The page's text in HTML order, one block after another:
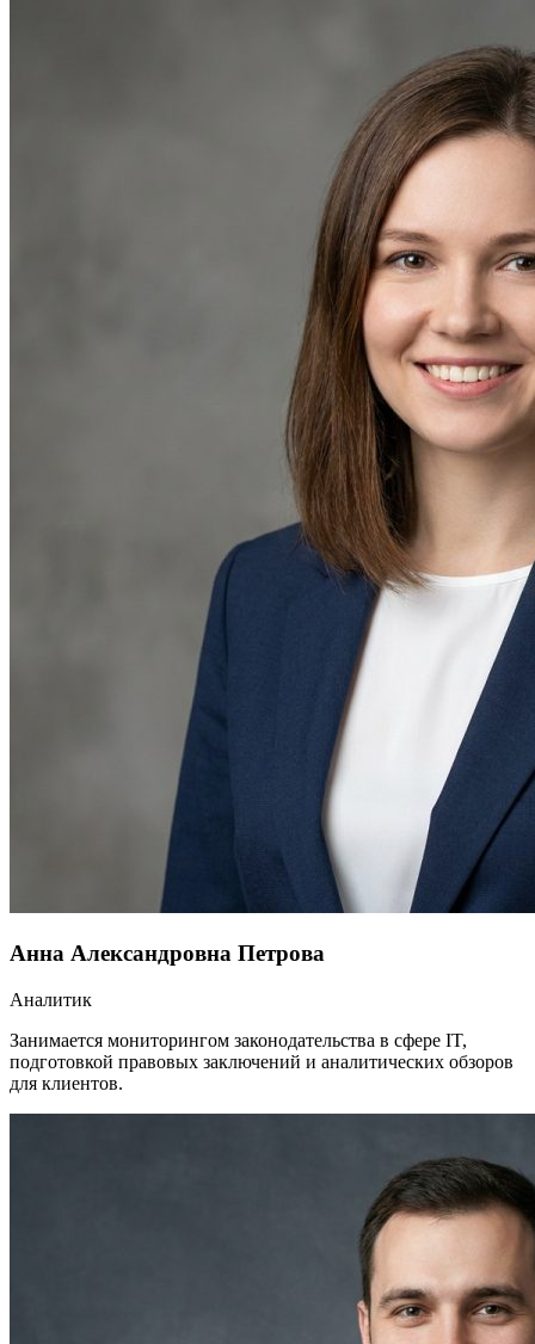
Анна Александровна Петрова
Аналитик
Занимается мониторингом законодательства в сфере IT,
подготовкой правовых заключений и аналитических обзоров
для клиентов.